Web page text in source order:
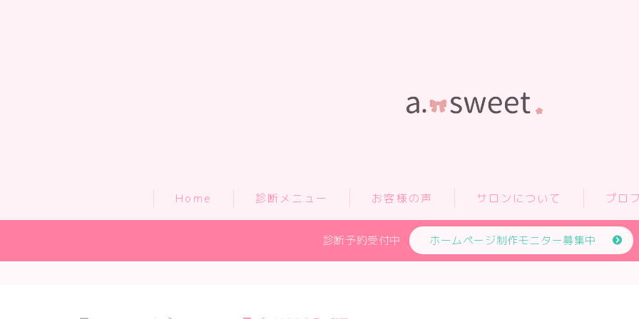
Home 診断メニュー お客様の声 サロンについて プロ
診断予約受付中 ホームページ制作モニター募集中